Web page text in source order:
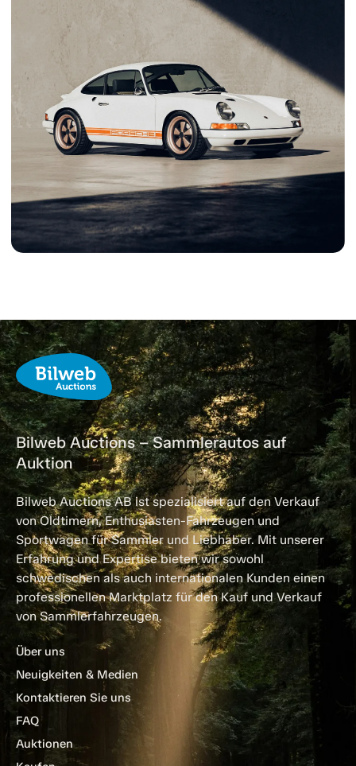
Bilweb Auctions – Sammlerautos auf
Auktion
Bilweb Auctions AB ist spezialisiert auf den Verkauf
von Oldtimern, Enthusiasten-Fahrzeugen und
Sportwagen für Sammler und Liebhaber. Mit unserer
Erfahrung und Expertise bieten wir sowohl
schwedischen als auch internationalen Kunden einen
professionellen Marktplatz für den Kauf und Verkauf
von Sammlerfahrzeugen.
Über uns
Neuigkeiten & Medien
Kontaktieren Sie uns
FAQ
Auktionen